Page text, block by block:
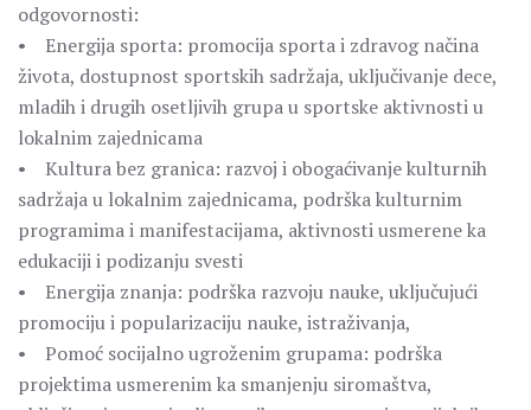
odgovornosti:
• Energija sporta: promocija sporta i zdravog načina
života, dostupnost sportskih sadržaja, uključivanje dece,
mladih i drugih osetljivih grupa u sportske aktivnosti u
lokalnim zajednicama
• Kultura bez granica: razvoj i obogaćivanje kulturnih
sadržaja u lokalnim zajednicama, podrška kulturnim
programima i manifestacijama, aktivnosti usmerene ka
edukaciji i podizanju svesti
• Energija znanja: podrška razvoju nauke, uključujući
promociju i popularizaciju nauke, istraživanja,
• Pomoć socijalno ugroženim grupama: podrška
projektima usmerenim ka smanjenju siromaštva,